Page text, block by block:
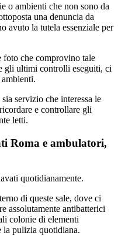
o ambienti che non sono da
una denuncia da
avuto la tutela essenziale per
foto che comprovino tale
gli ultimi controlli eseguiti, ci
servizio che interessa le
e controllare gli
letti.
Roma e ambulatori,
quotidianamente.
di queste sale, dove ci
assolutamente antibatterici
colonie di elementi
la pulizia quotidiana.